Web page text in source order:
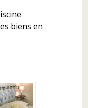
biens en